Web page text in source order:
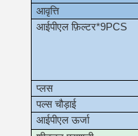
आवृत्ति
आईपीएल फ़िल्टर*9PCS
प्लस
पल्स चौड़ाई
आईपीएल ऊर्जा